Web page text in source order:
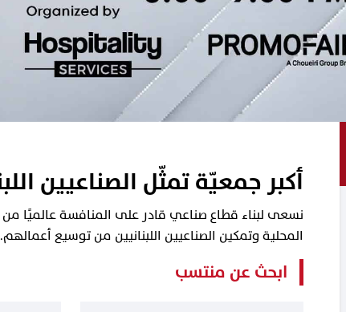
أكبر جمعيّة تمثّل الصناعيين
نسعى لبناء قطاع صناعي قادر على المنافسة عالميًا من
المحلية وتمكين الصناعيين اللبنانيين من توسيع أعمالهم.
ابحث عن منتسب